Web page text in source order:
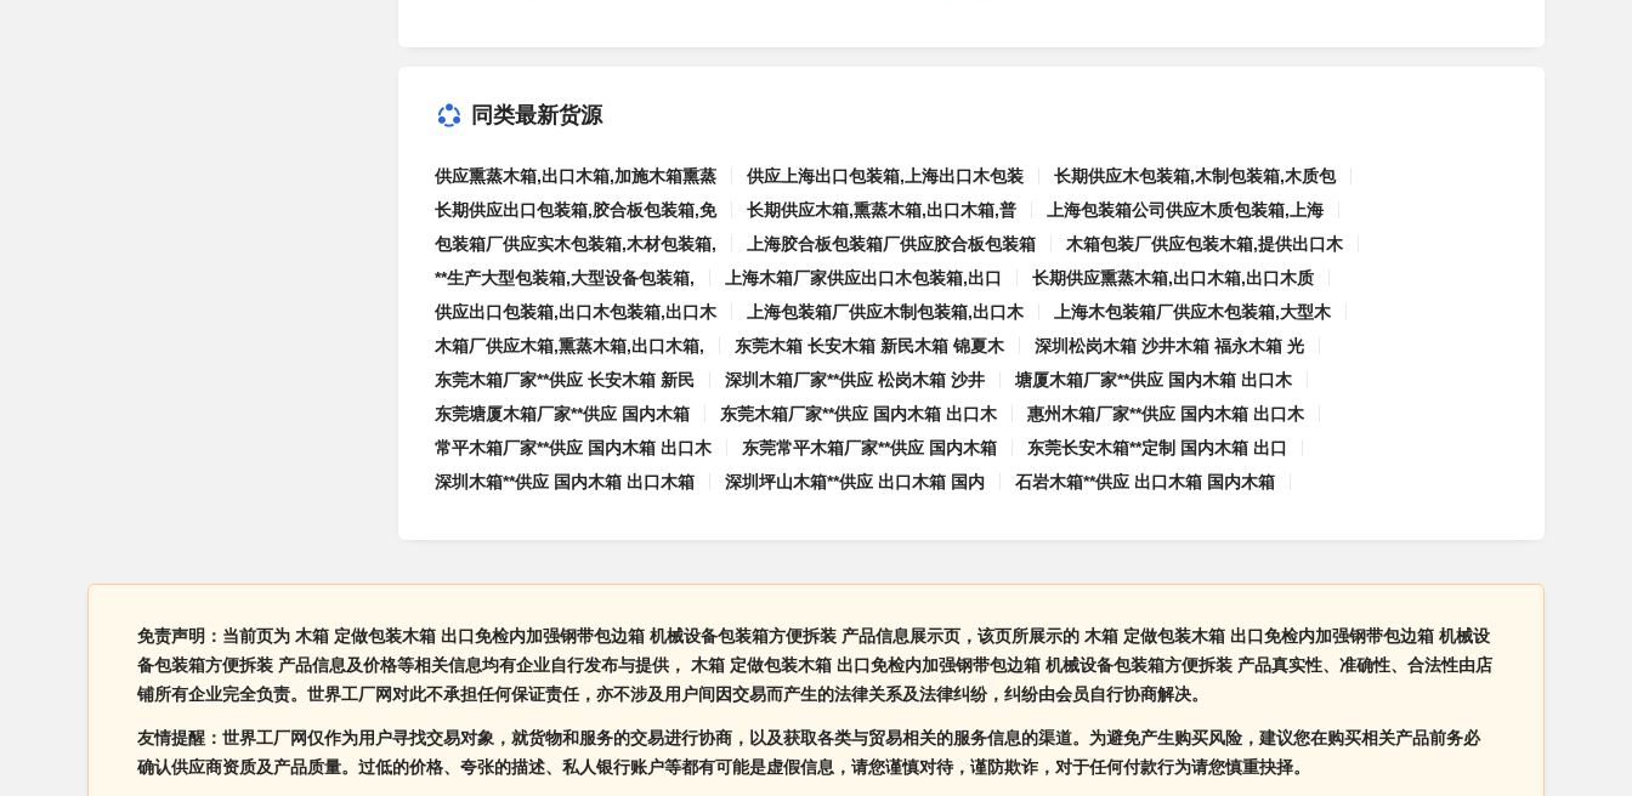
同类最新货源
供应熏蒸木箱,出口木箱,加施木箱熏蒸 供应上海出口包装箱,上海出口木包装
长期供应木包装箱,木制包装箱,木质包
长期供应出口包装箱,胶合板包装箱,免
长期供应木箱,熏蒸木箱,出口木箱,普
上海包装箱公司供应木质包装箱,上海
包装箱厂供应实木包装箱,木材包装箱,
上海胶合板包装箱厂供应胶合板包装箱
木箱包装厂供应包装木箱,提供出口木
**生产大型包装箱,大型设备包装箱,
上海木箱厂家供应出口木包装箱,出口
长期供应熏蒸木箱,出口木箱,出口木质
供应出口包装箱,出口木包装箱,出口木
上海包装箱厂供应木制包装箱,出口木
上海木包装箱厂供应木包装箱,大型木
木箱厂供应木箱,熏蒸木箱,出口木箱,
东莞木箱 长安木箱 新民木箱 锦夏木
深圳松岗木箱 沙井木箱 福永木箱 光
东莞木箱厂家**供应 长安木箱 新民
深圳木箱厂家**供应 松岗木箱 沙井
塘厦木箱厂家**供应 国内木箱 出口木
东莞塘厦木箱厂家**供应 国内木箱
东莞木箱厂家**供应 国内木箱 出口木
惠州木箱厂家**供应 国内木箱 出口木
常平木箱厂家**供应 国内木箱 出口木
东莞常平木箱厂家**供应 国内木箱
东莞长安木箱**定制 国内木箱 出口
深圳木箱**供应 国内木箱 出口木箱
深圳坪山木箱**供应 出口木箱 国内 石岩木箱**供应 出口木箱 国内木箱
免责声明：当前页为 木箱 定做包装木箱 出口免检内加强钢带包边箱 机械设备包装箱方便拆装 产品信息展示页，该页所展示的 木箱 定做包装木箱 出口免检内加强钢带包边箱 机械设
备包装箱方便拆装 产品信息及价格等相关信息均有企业自行发布与提供， 木箱 定做包装木箱 出口免检内加强钢带包边箱 机械设备包装箱方便拆装 产品真实性、准确性、合法性由店
铺所有企业完全负责。世界工厂网对此不承担任何保证责任，亦不涉及用户间因交易而产生的法律关系及法律纠纷，纠纷由会员自行协商解决。
友情提醒：世界工厂网仅作为用户寻找交易对象，就货物和服务的交易进行协商，以及获取各类与贸易相关的服务信息的渠道。为避免产生购买风险，建议您在购买相关产品前务必
确认供应商资质及产品质量。过低的价格、夸张的描述、私人银行账户等都有可能是虚假信息，请您谨慎对待，谨防欺诈，对于任何付款行为请您慎重抉择。